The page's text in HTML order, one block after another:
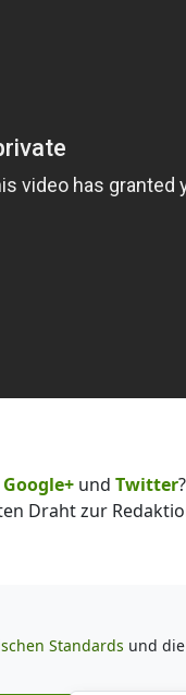
Google+ und Twitter
Draht zur
Standards und die